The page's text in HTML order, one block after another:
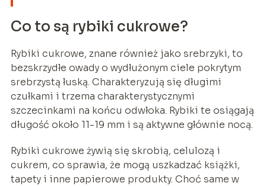
Co to są rybiki cukrowe?
Rybiki cukrowe, znane również jako srebrzyki, to
bezskrzydłe owady o wydłużonym ciele pokrytym
srebrzystą łuską. Charakteryzują się długimi
czułkami i trzema charakterystycznymi
szczecinkami na końcu odwłoka. Rybiki te osiągają
długość około 11-19 mm i są aktywne głównie nocą.
Rybiki cukrowe żywią się skrobią, celulozą i
cukrem, co sprawia, że mogą uszkadzać książki,
tapety i inne papierowe produkty. Choć same w